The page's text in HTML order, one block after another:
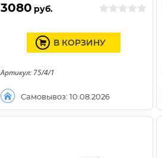
3080 руб.
Самовывоз: 10.08.2026
В КОРЗИНУ
Артикул: 75/4/1